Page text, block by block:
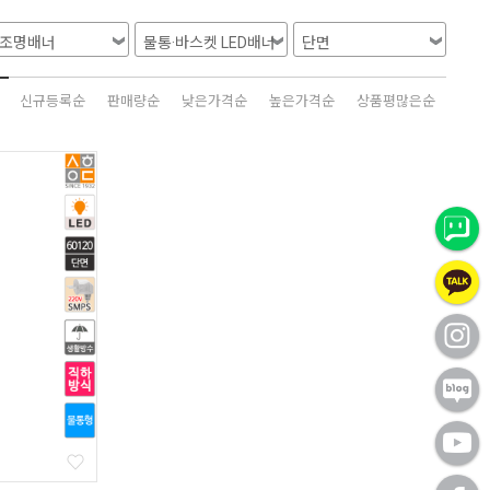
신규등록순 판매량순 낮은가격순 높은가격순 상품평많은순